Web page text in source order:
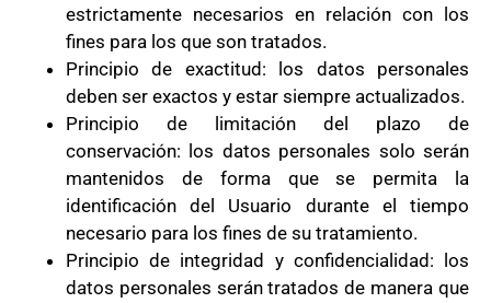
estrictamente necesarios en relación con los
fines para los que son tratados.
Principio de exactitud: los datos personales
deben ser exactos y estar siempre actualizados.
Principio de limitación del plazo de
conservación: los datos personales solo serán
mantenidos de forma que se permita la
identificación del Usuario durante el tiempo
necesario para los fines de su tratamiento.
Principio de integridad y confidencialidad: los
datos personales serán tratados de manera que